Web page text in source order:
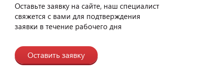
Оставьте заявку на сайте, наш специалист
свяжется с вами для подтверждения
заявки в течение рабочего дня
Оставить заявку